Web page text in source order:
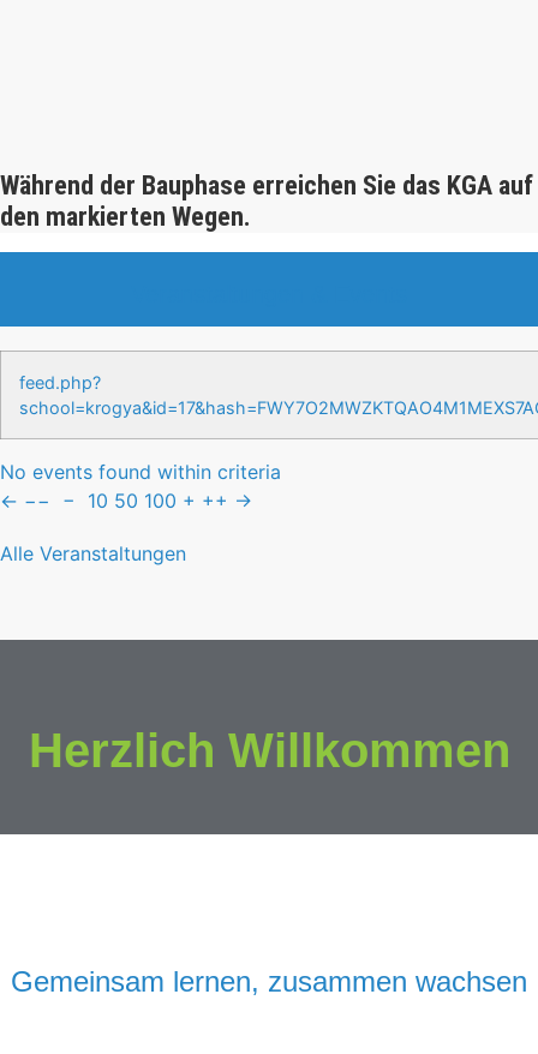
Während der Bauphase erreichen Sie das KGA auf
den markierten Wegen.
feed.php?
No events found within criteria
← −− − 10 50 100 + ++ →
Alle Veranstaltungen
Herzlich Willkommen
Gemeinsam lernen, zusammen wachsen